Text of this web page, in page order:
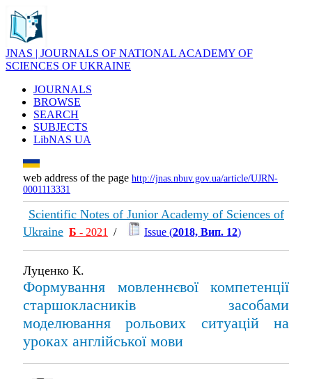
JNAS | JOURNALS OF NATIONAL ACADEMY OF
SCIENCES OF UKRAINE
JOURNALS
BROWSE
SEARCH
SUBJECTS
LibNAS UA
web address of the page http://jnas.nbuv.gov.ua/article/UJRN-
0001113331
Scientific Notes of Junior Academy of Sciences of
Ukraine Б - 2021 / Issue (2018, Вип. 12)
Луценко К.
Формування мовленнєвої компетенції
старшокласників засобами
моделювання рольових ситуацій на
уроках англійської мови